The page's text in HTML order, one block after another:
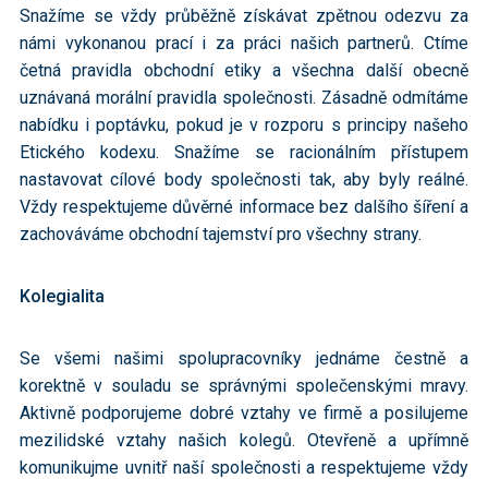
Snažíme se vždy průběžně získávat zpětnou odezvu za
námi vykonanou prací i za práci našich partnerů. Ctíme
četná pravidla obchodní etiky a všechna další obecně
uznávaná morální pravidla společnosti. Zásadně odmítáme
nabídku i poptávku, pokud je v rozporu s principy našeho
Etického kodexu. Snažíme se racionálním přístupem
nastavovat cílové body společnosti tak, aby byly reálné.
Vždy respektujeme důvěrné informace bez dalšího šíření a
zachováváme obchodní tajemství pro všechny strany.
Kolegialita
Se všemi našimi spolupracovníky jednáme čestně a
korektně v souladu se správnými společenskými mravy.
Aktivně podporujeme dobré vztahy ve firmě a posilujeme
mezilidské vztahy našich kolegů. Otevřeně a upřímně
komunikujme uvnitř naší společnosti a respektujeme vždy